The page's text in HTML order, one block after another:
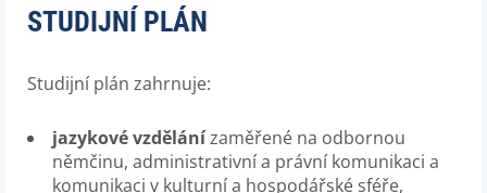
STUDIJNÍ PLÁN
Studijní plán zahrnuje:
jazykové vzdělánízaměřené na odbornou
němčinu, administrativní a právní komunikaci a
komunikaci v kulturní a hospodářské sféře,